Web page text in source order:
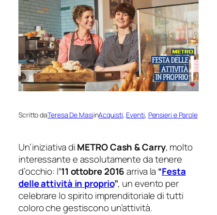
Scritto daTeresa De MasiinAcquisti, Eventi, Pensieri e Parole
Un’iniziativa diMETRO Cash & Carry, molto
interessante e assolutamente da tenere
d’occhio: l’11 ottobre 2016arriva la “Festa
delle attività in proprio”, un evento per
celebrare lo spirito imprenditoriale di tutti
coloro che gestiscono un’attività.